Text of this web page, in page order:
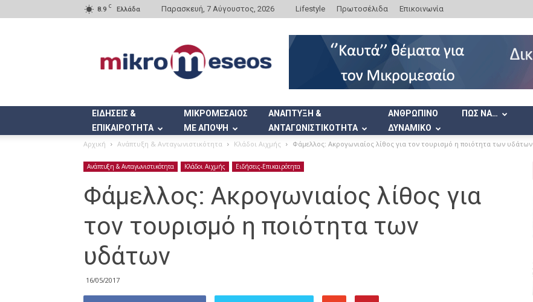
8.9 C Ελλάδα Παρασκευή, 7 Αύγουστος, 2026 Lifestyle Πρωτοσέλιδα Επικοινωνία
ΕΙΔΗΣΕΙΣ &
ΕΠΙΚΑΙΡΟΤΗΤΑ
ΜΙΚΡΟΜΕΣΑΙΟΣ
ΜΕ ΑΠΟΨΗ
ΑΝΑΠΤΥΞΗ &
ΑΝΤΑΓΩΝΙΣΤΙΚΟΤΗΤΑ
ΑΝΘΡΩΠΙΝΟ
ΔΥΝΑΜΙΚΟ
ΠΩΣ ΝΑ…
Αρχική Ανάπτυξη & Ανταγωνιστικότητα Κλάδοι Αιχμής Φάμελλος: Ακρογωνιαίος λίθος για τον τουρισμό η ποιότητα των υδάτων
Ανάπτυξη & Ανταγωνιστικότητα Κλάδοι Αιχμής Ειδήσεις-Επικαιρότητα
Φάμελλος: Ακρογωνιαίος λίθος για
τον τουρισμό η ποιότητα των
υδάτων
16/05/2017